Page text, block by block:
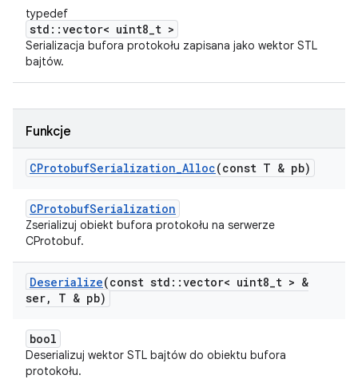
typedef
std::vector< uint8_t >
Serializacja bufora protokołu zapisana jako wektor STL
bajtów.
Funkcje
CProtobufSerialization_Alloc(const T & pb)
CProtobufSerialization
Zserializuj obiekt bufora protokołu na serwerze
CProtobuf.
Deserialize(const std ::vector< uint8_t > &
ser, T & pb)
bool
Deserializuj wektor STL bajtów do obiektu bufora
protokołu.